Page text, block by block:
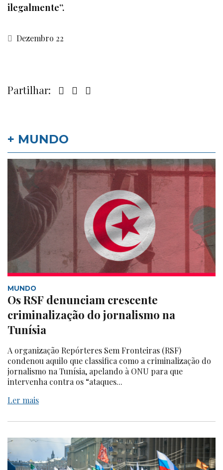
ilegalmente”.
Dezembro 22
Partilhar:
+ MUNDO
MUNDO
Os RSF denunciam crescente
criminalização do jornalismo na
Tunísia
A organização Repórteres Sem Fronteiras (RSF)
condenou aquilo que classifica como a criminalização do
jornalismo na Tunísia, apelando à ONU para que
intervenha contra os “ataques...
Ler mais